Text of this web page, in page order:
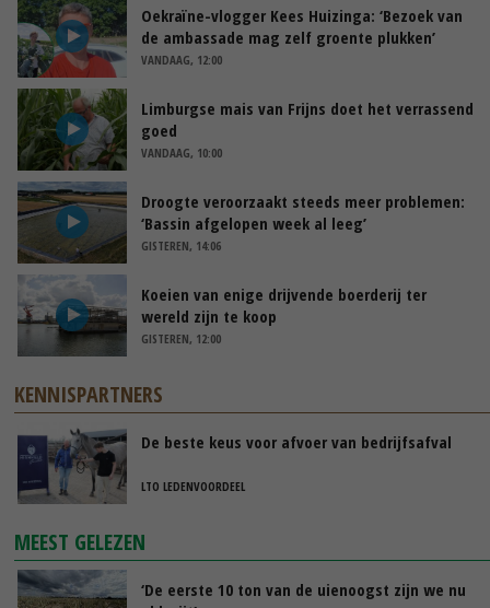
Oekraïne-vlogger Kees Huizinga: ‘Bezoek van
de ambassade mag zelf groente plukken’
VANDAAG, 12:00
Limburgse mais van Frijns doet het verrassend
goed
VANDAAG, 10:00
Droogte veroorzaakt steeds meer problemen:
‘Bassin afgelopen week al leeg’
GISTEREN, 14:06
Koeien van enige drijvende boerderij ter
wereld zijn te koop
GISTEREN, 12:00
KENNISPARTNERS
De beste keus voor afvoer van bedrijfsafval
LTO LEDENVOORDEEL
MEEST GELEZEN
‘De eerste 10 ton van de uienoogst zijn we nu